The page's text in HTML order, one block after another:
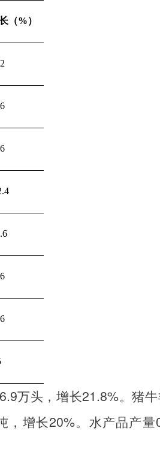
（%）
万头，增长21.8%。猪
，增长20%。水产品产量